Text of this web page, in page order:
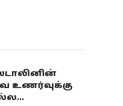
உணர்வுக்கு